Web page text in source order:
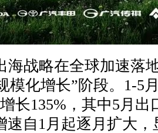
战略在全球加速落
模化增长”阶段。1-5
长135%，其中5月出
速自1月起逐月扩大